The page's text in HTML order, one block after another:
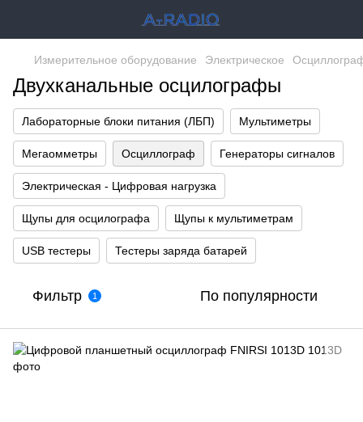
Измерительное оборудование Электрическое
Двухканальные осцилографы
Лабораторные блоки питания (ЛБП) Мультиметры
Мегаомметры Осциллограф Генераторы сигналов
Электрическая - Цифровая нагрузка
Щупы для осцилографа Щупы к мультиметрам
USB тестеры Тестеры заряда батарей
Фильтр 1 По популярности